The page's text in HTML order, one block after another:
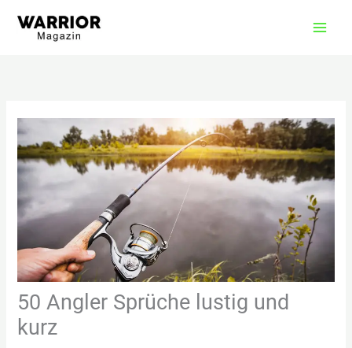
Inhalt
50 Angler Sprüche lustig und
kurz